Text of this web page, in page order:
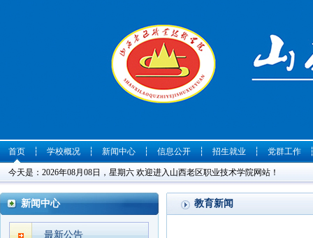
首页
今天是：2026年08月08日，星期六 欢迎进入山西老区职业技术学院网站！
┆ 学校概况 ┆ 新闻中心 ┆ 信息公开 ┆ 招生就业 ┆ 党群工作
新闻中心
最新公告
教育新闻